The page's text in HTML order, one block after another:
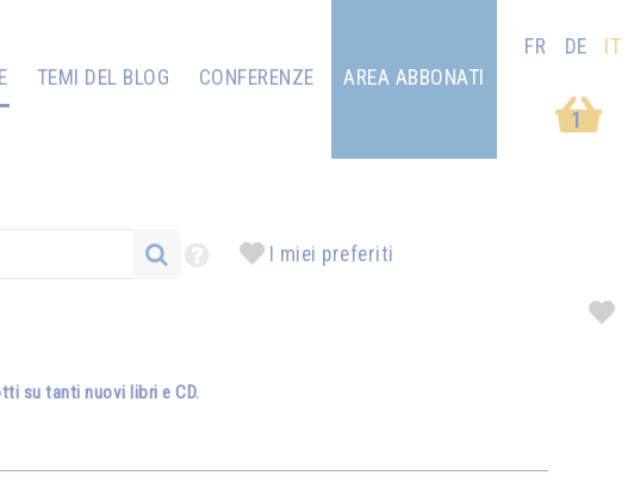
TEMI DEL BLOG
CONFERENZE
1
AREA ABBONATI
FR DE IT
I miei preferiti
su tanti nuovi libri e CD.